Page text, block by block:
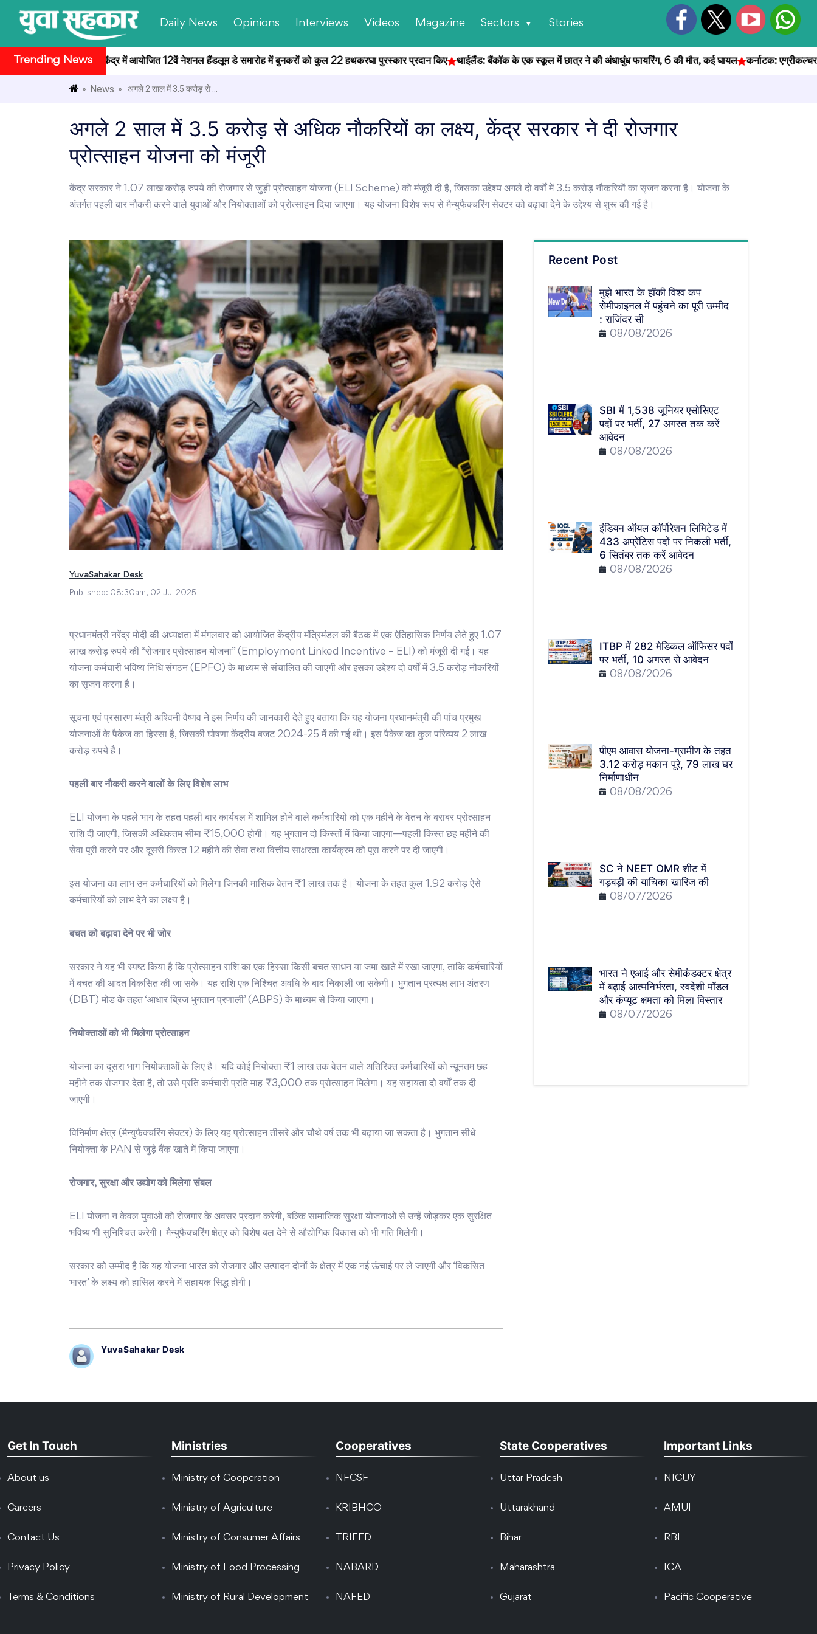
Daily News Opinions Interviews Videos Magazine Sectors Stories
Trending News
भवन सांस्कृतिक केंद्र में आयोजित 12वें नेशनल हैंडलूम डे समारोह में बुनकरों को कुल 22 हथकरघा पुरस्कार प्रदान किए थाईलैंड: बैंकॉक के एक स्कूल में छात्र ने की अंधाधुंध फायरिंग, 6 की मौत, कई घायल कर्नाटक: एग्रीकल्चर ऑफिसर
» News » अगले 2 साल में 3.5 करोड़ से ...
अगले 2 साल में 3.5 करोड़ से अधिक नौकरियों का लक्ष्य, केंद्र सरकार ने दी रोजगार
प्रोत्साहन योजना को मंजूरी
केंद्र सरकार ने 1.07 लाख करोड़ रुपये की रोजगार से जुड़ी प्रोत्साहन योजना (ELI Scheme) को मंजूरी दी है, जिसका उद्देश्य अगले दो वर्षों में 3.5 करोड़ नौकरियों का सृजन करना है। योजना के
अंतर्गत पहली बार नौकरी करने वाले युवाओं और नियोक्ताओं को प्रोत्साहन दिया जाएगा। यह योजना विशेष रूप से मैन्युफैक्चरिंग सेक्टर को बढ़ावा देने के उद्देश्य से शुरू की गई है।
YuvaSahakar Desk
Published: 08:30am, 02 Jul 2025
प्रधानमंत्री नरेंद्र मोदी की अध्यक्षता में मंगलवार को आयोजित केंद्रीय मंत्रिमंडल की बैठक में एक ऐतिहासिक निर्णय लेते हुए 1.07
लाख करोड़ रुपये की “रोजगार प्रोत्साहन योजना” (Employment Linked Incentive – ELI) को मंजूरी दी गई। यह
योजना कर्मचारी भविष्य निधि संगठन (EPFO) के माध्यम से संचालित की जाएगी और इसका उद्देश्य दो वर्षों में 3.5 करोड़ नौकरियों
का सृजन करना है।
सूचना एवं प्रसारण मंत्री अश्विनी वैष्णव ने इस निर्णय की जानकारी देते हुए बताया कि यह योजना प्रधानमंत्री की पांच प्रमुख
योजनाओं के पैकेज का हिस्सा है, जिसकी घोषणा केंद्रीय बजट 2024-25 में की गई थी। इस पैकेज का कुल परिव्यय 2 लाख
करोड़ रुपये है।
पहली बार नौकरी करने वालों के लिए विशेष लाभ
ELI योजना के पहले भाग के तहत पहली बार कार्यबल में शामिल होने वाले कर्मचारियों को एक महीने के वेतन के बराबर प्रोत्साहन
राशि दी जाएगी, जिसकी अधिकतम सीमा ₹15,000 होगी। यह भुगतान दो किस्तों में किया जाएगा—पहली किस्त छह महीने की
सेवा पूरी करने पर और दूसरी किस्त 12 महीने की सेवा तथा वित्तीय साक्षरता कार्यक्रम को पूरा करने पर दी जाएगी।
इस योजना का लाभ उन कर्मचारियों को मिलेगा जिनकी मासिक वेतन ₹1 लाख तक है। योजना के तहत कुल 1.92 करोड़ ऐसे
कर्मचारियों को लाभ देने का लक्ष्य है।
बचत को बढ़ावा देने पर भी जोर
सरकार ने यह भी स्पष्ट किया है कि प्रोत्साहन राशि का एक हिस्सा किसी बचत साधन या जमा खाते में रखा जाएगा, ताकि कर्मचारियों
में बचत की आदत विकसित की जा सके। यह राशि एक निश्चित अवधि के बाद निकाली जा सकेगी। भुगतान प्रत्यक्ष लाभ अंतरण
(DBT) मोड के तहत ‘आधार ब्रिज भुगतान प्रणाली’ (ABPS) के माध्यम से किया जाएगा।
नियोक्ताओं को भी मिलेगा प्रोत्साहन
योजना का दूसरा भाग नियोक्ताओं के लिए है। यदि कोई नियोक्ता ₹1 लाख तक वेतन वाले अतिरिक्त कर्मचारियों को न्यूनतम छह
महीने तक रोजगार देता है, तो उसे प्रति कर्मचारी प्रति माह ₹3,000 तक प्रोत्साहन मिलेगा। यह सहायता दो वर्षों तक दी
जाएगी।
विनिर्माण क्षेत्र (मैन्युफैक्चरिंग सेक्टर) के लिए यह प्रोत्साहन तीसरे और चौथे वर्ष तक भी बढ़ाया जा सकता है। भुगतान सीधे
नियोक्ता के PAN से जुड़े बैंक खाते में किया जाएगा।
रोजगार, सुरक्षा और उद्योग को मिलेगा संबल
ELI योजना न केवल युवाओं को रोजगार के अवसर प्रदान करेगी, बल्कि सामाजिक सुरक्षा योजनाओं से उन्हें जोड़कर एक सुरक्षित
भविष्य भी सुनिश्चित करेगी। मैन्युफैक्चरिंग क्षेत्र को विशेष बल देने से औद्योगिक विकास को भी गति मिलेगी।
सरकार को उम्मीद है कि यह योजना भारत को रोजगार और उत्पादन दोनों के क्षेत्र में एक नई ऊंचाई पर ले जाएगी और ‘विकसित
भारत’ के लक्ष्य को हासिल करने में सहायक सिद्ध होगी।
YuvaSahakar Desk
Recent Post
मुझे भारत के हॉकी विश्व कप
सेमीफाइनल में पहुंचने का पूरी उम्मीद
: राजिंदर सी
08/08/2026
SBI में 1,538 जूनियर एसोसिएट
पदों पर भर्ती, 27 अगस्त तक करें
आवेदन
08/08/2026
इंडियन ऑयल कॉर्पोरेशन लिमिटेड में
433 अप्रेंटिस पदों पर निकली भर्ती,
6 सितंबर तक करें आवेदन
08/08/2026
ITBP में 282 मेडिकल ऑफिसर पदों
पर भर्ती, 10 अगस्त से आवेदन
08/08/2026
पीएम आवास योजना-ग्रामीण के तहत
3.12 करोड़ मकान पूरे, 79 लाख घर
निर्माणाधीन
08/08/2026
SC ने NEET OMR शीट में
गड़बड़ी की याचिका खारिज की
08/07/2026
भारत ने एआई और सेमीकंडक्टर क्षेत्र
में बढ़ाई आत्मनिर्भरता, स्वदेशी मॉडल
और कंप्यूट क्षमता को मिला विस्तार
08/07/2026
Get In Touch
About us
Careers
Contact Us
Privacy Policy
Terms & Conditions
Ministries
Ministry of Cooperation
Ministry of Agriculture
Ministry of Consumer Affairs
Ministry of Food Processing
Ministry of Rural Development
Cooperatives
NFCSF
KRIBHCO
TRIFED
NABARD
NAFED
State Cooperatives
Uttar Pradesh
Uttarakhand
Bihar
Maharashtra
Gujarat
Important Links
NICUY
AMUI
RBI
ICA
Pacific Cooperative